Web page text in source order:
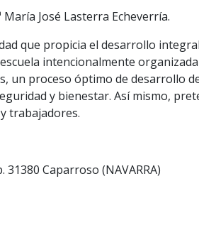
María José Lasterra Echeverría.
que propicia el desarrollo
intencionalmente
un proceso óptimo de desarrollo
y bienestar. Así mismo,
trabajadores.
31380 Caparroso (NAVARRA)